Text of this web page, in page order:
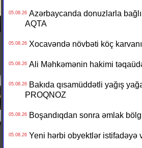
05.08.26Azərbaycanda donuzlarla
AQTA
05.08.26Xocavəndə növbəti köç
05.08.26Ali Məhkəmənin hakimi
05.08.26Bakıda qısamüddətli yağış
PROQNOZ
05.08.26Boşandıqdan sonra əmlak
05.08.26Yeni hərbi obyektlər istifadəyə